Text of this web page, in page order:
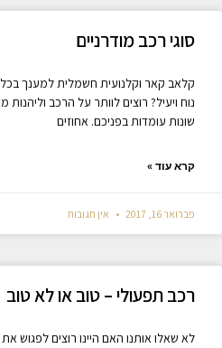
סוגי רכב מודרניים
קלאב קאר וקלנועית חשמלית למענך בכל
נוח ויעיל? רוצים לוותר על הרכב וליהנות
שונות עומדות בפניכם. אחוזים
קרא עוד »
פברואר 16, 2017 אין תגובות
רכב תפעולי – טוב או לא טוב
לא שאלו אותנו האם היינו רוצים לפגוש את